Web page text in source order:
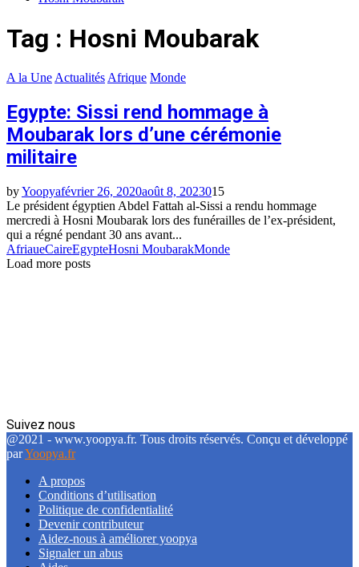
Tag : Hosni Moubarak
A la Une Actualités Afrique Monde
Egypte: Sissi rend hommage à
Moubarak lors d’une cérémonie
militaire
byYoopyafévrier 26, 2020août 8, 2023015
Le président égyptien Abdel Fattah al-Sissi a rendu hommage
mercredi à Hosni Moubarak lors des funérailles de l’ex-président,
qui a régné pendant 30 ans avant...
AfriaueCaireEgypteHosni MoubarakMonde
Load more posts
Suivez nous
Facebook
Twitter
Linkedin
@2021 - www.yoopya.fr. Tous droits réservés. Conçu et développé
parYoopya.fr
A propos
Conditions d’utilisation
Politique de confidentialité
Devenir contributeur
Aidez-nous à améliorer yoopya
Signaler un abus